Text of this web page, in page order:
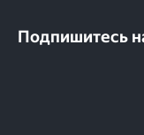
Подпишитесь